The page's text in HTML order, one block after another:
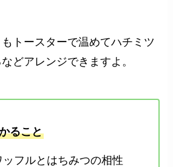
トースターで温めてハチミツ
どアレンジできますよ。
ること
ッフルとはちみつの相性